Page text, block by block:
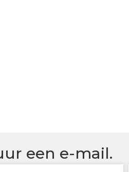
een e-mail.